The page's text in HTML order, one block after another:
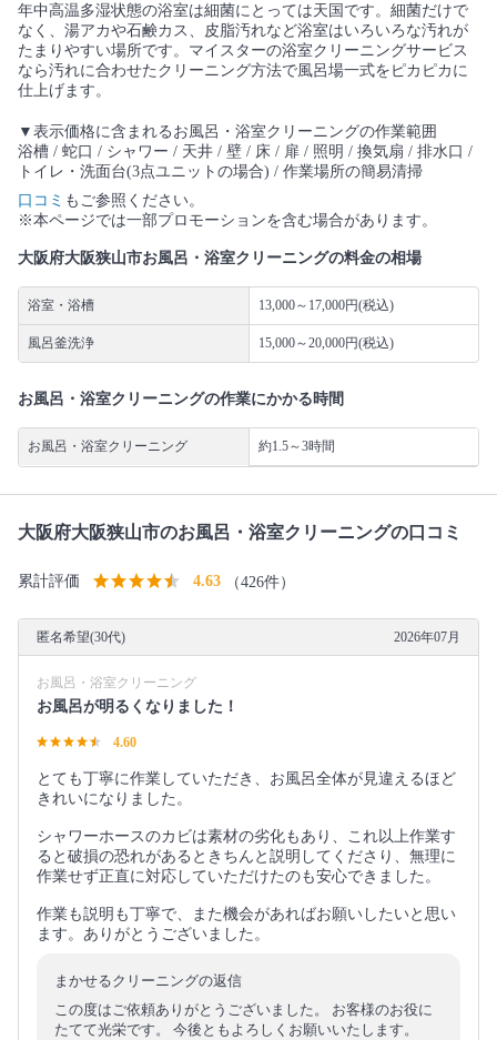
年中高温多湿状態の浴室は細菌にとっては天国です。細菌だけで
なく、湯アカや石鹸カス、皮脂汚れなど浴室はいろいろな汚れが
たまりやすい場所です。マイスターの浴室クリーニングサービス
なら汚れに合わせたクリーニング方法で風呂場一式をピカピカに
仕上げます。
▼表示価格に含まれるお風呂・浴室クリーニングの作業範囲
浴槽 / 蛇口 / シャワー / 天井 / 壁 / 床 / 扉 / 照明 / 換気扇 / 排水口 /
トイレ・洗面台(3点ユニットの場合) / 作業場所の簡易清掃
口コミ もご参照ください。
※本ページでは一部プロモーションを含む場合があります。
大阪府大阪狭山市お風呂・浴室クリーニングの料金の相場
浴室・浴槽 13,000～17,000円(税込)
風呂釜洗浄 15,000～20,000円(税込)
お風呂・浴室クリーニングの作業にかかる時間
お風呂・浴室クリーニング 約1.5～3時間
大阪府大阪狭山市のお風呂・浴室クリーニングの口コミ
累計評価 4.63 （426件）
匿名希望(30代) 2026年07月
お風呂・浴室クリーニング
お風呂が明るくなりました！
4.60
とても丁寧に作業していただき、お風呂全体が見違えるほど
きれいになりました。
シャワーホースのカビは素材の劣化もあり、これ以上作業す
ると破損の恐れがあるときちんと説明してくださり、無理に
作業せず正直に対応していただけたのも安心できました。
作業も説明も丁寧で、また機会があればお願いしたいと思い
ます。ありがとうございました。
まかせるクリーニングの返信
この度はご依頼ありがとうございました。 お客様のお役に
たてて光栄です。 今後ともよろしくお願いいたします。